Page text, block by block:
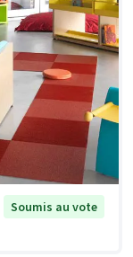
Soumis au vote